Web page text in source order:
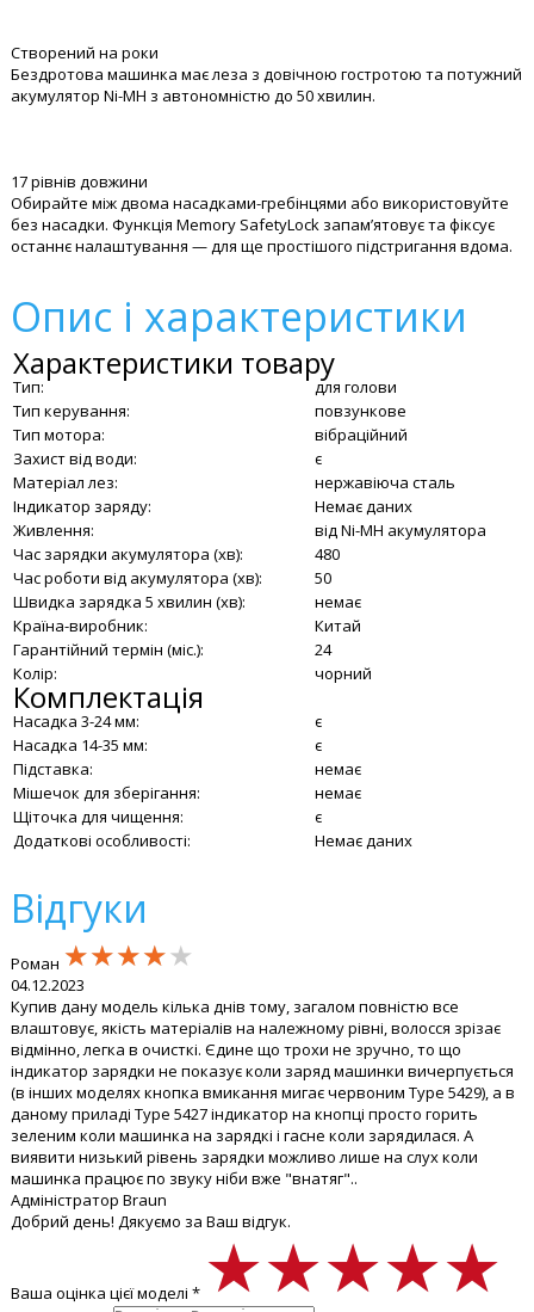
Створений на роки
Бездротова машинка має леза з довічною гостротою та потужний
акумулятор Ni-MH з автономністю до 50 хвилин.
17 рівнів довжини
Обирайте між двома насадками-гребінцями або використовуйте
без насадки. Функція Memory SafetyLock запам’ятовує та фіксує
останнє налаштування — для ще простішого підстригання вдома.
Опис і характеристики
Характеристики товару
Тип:
для голови
Тип керування:
повзункове
Тип мотора:
вібраційний
Захист від води:
є
Матеріал лез:
нержавіюча сталь
Індикатор заряду:
Немає даних
Живлення:
від Ni-MH акумулятора
Час зарядки акумулятора (хв):
480
Час роботи від акумулятора (хв):
50
Швидка зарядка 5 хвилин (хв):
немає
Країна-виробник:
Китай
Гарантійний термін (міс.):
24
Колір:
чорний
Комплектація
Насадка 3-24 мм:
є
Насадка 14-35 мм:
є
Підставка:
немає
Мішечок для зберігання:
немає
Щіточка для чищення:
є
Додаткові особливості:
Немає даних
Відгуки
Роман ★★★★★
★★★★★
★★★★★
04.12.2023
Купив дану модель кілька днів тому, загалом повністю все
влаштовує, якість матеріалів на належному рівні, волосся зрізає
відмінно, легка в очисткі. Єдине що трохи не зручно, то що
індикатор зарядки не показує коли заряд машинки вичерпується
(в інших моделях кнопка вмикання мигає червоним Type 5429), а в
даному приладі Type 5427 індикатор на кнопці просто горить
зеленим коли машинка на зарядкі і гасне коли зарядилася. А
виявити низький рівень зарядки можливо лише на слух коли
машинка працює по звуку ніби вже "внатяг"..
Адміністратор Braun
Добрий день! Дякуємо за Ваш відгук.
Ваша оцінка цієї моделі * ★★★★★
★★★★★
★★★★★